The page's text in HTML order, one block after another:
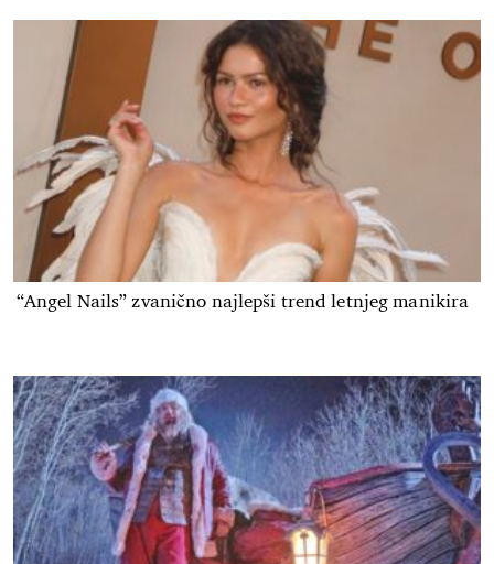
“Angel Nails” zvanično najlepši trend letnjeg manikira